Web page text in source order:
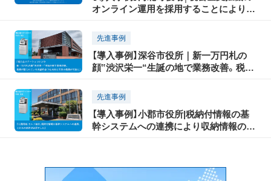
オンライン運用を採用することにより納
テーションFKR－100」
先進事例
【導入事例】深谷市役所｜新一万円札の
顔‟渋沢栄一“生誕の地で業務改善。税公
増加、延滞金自動計算等によって業務効
率化へ「税公金ステーション FKR-100」
先進事例
【導入事例】小郡市役所|税納付情報の基
幹システムへの連携により収納情報の自